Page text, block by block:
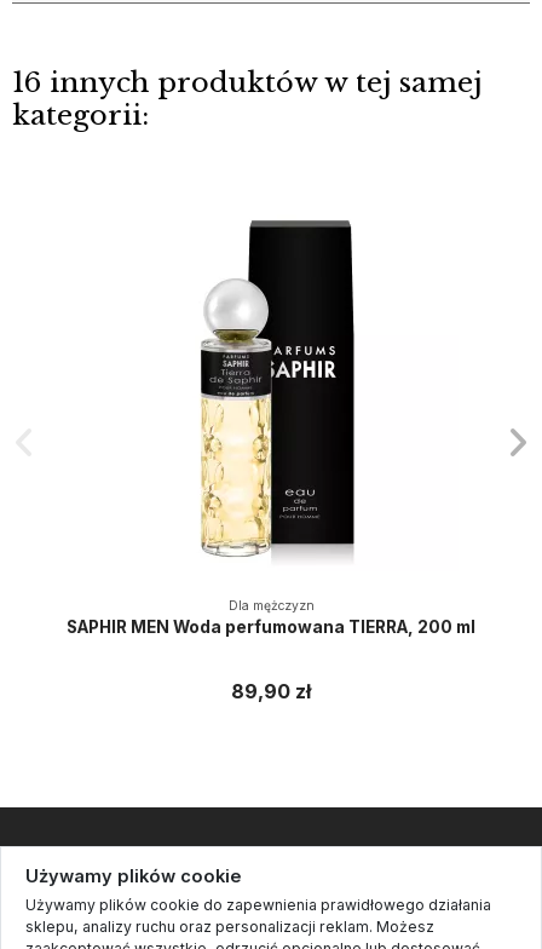
16 innych produktów w tej samej
kategorii:
Dla mężczyzn
SAPHIR MEN Woda perfumowana TIERRA, 200 ml
89,90 zł
Kontakt
Używamy plików cookie
Używamy plików cookie do zapewnienia prawidłowego działania
sklepu, analizy ruchu oraz personalizacji reklam. Możesz